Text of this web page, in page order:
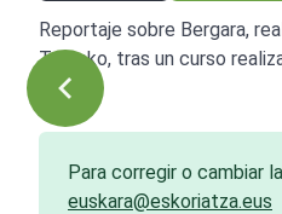
Reportaje sobre Bergara,
Telesko, tras un curso
Para corregir o cambiar
euskara@eskoriatza.eus